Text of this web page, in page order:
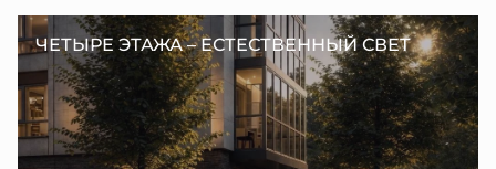
ЧЕТЫРЕ ЭТАЖА – ЕСТЕСТВЕННЫЙ СВЕТ